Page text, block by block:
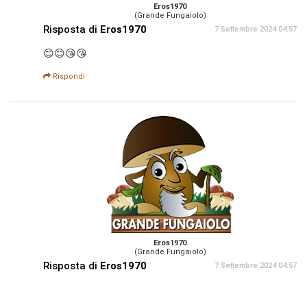
Eros1970
(Grande Fungaiolo)
Risposta di Eros1970 7 Settembre 2024 04:57
😊😊😘😘
Rispondi
Eros1970
(Grande Fungaiolo)
Risposta di Eros1970 7 Settembre 2024 04:57